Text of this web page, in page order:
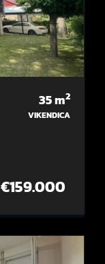
35m2
VIKENDICA
€159.000